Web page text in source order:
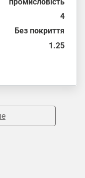
4
Без покриття
1.25